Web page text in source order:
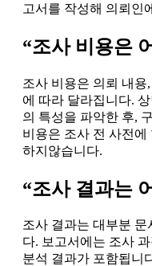
고서를 작성해 의뢰인
“조사 비용은
조사 비용은 의뢰 내용
에 따라 달라집니다.
의 특성을 파악한 후,
비용은 조사 전 사전에
하지않습니다.
“조사 결과는
조사 결과는 대부분 문
다. 보고서에는 조사
분석 결과가 포함됩니